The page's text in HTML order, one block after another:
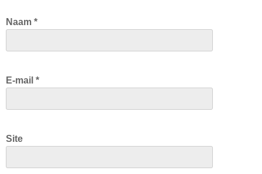
Naam *
E-mail *
Site